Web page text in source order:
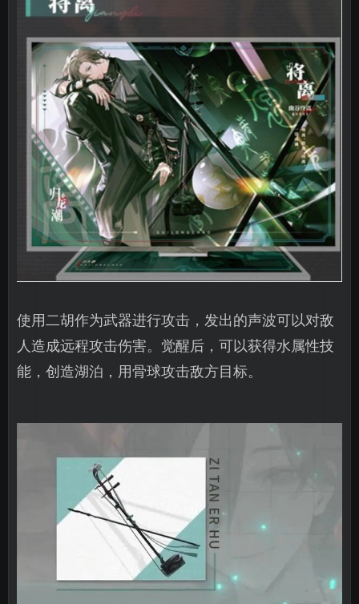
使用二胡作为武器进行攻击，发出的声波可以对敌
人造成远程攻击伤害。觉醒后，可以获得水属性技
能，创造湖泊，用骨球攻击敌方目标。